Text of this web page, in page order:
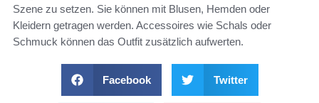
Szene zu setzen. Sie können mit Blusen, Hemden oder
Kleidern getragen werden. Accessoires wie Schals oder
Schmuck können das Outfit zusätzlich aufwerten.
Facebook Twitter